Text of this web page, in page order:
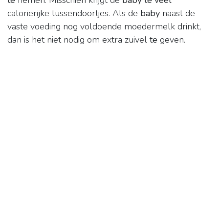
calorierijke tussendoortjes. Als de baby naast de
vaste voeding nog voldoende moedermelk drinkt,
dan is het niet nodig om extra zuivel te geven.